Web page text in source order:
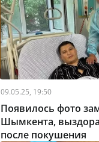
09.05.25, 19:50
Появилось фото
Шымкента,
после покушения